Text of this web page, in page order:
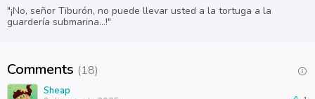
"¡No, señor Tiburón, no puede llevar usted a la tortuga a la
guardería submarina...!"
Comments (18)
Sheap